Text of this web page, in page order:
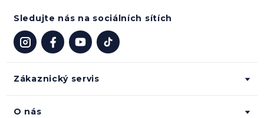
Zákaznický servis
O nás
Sledujte nás na sociálních sítích